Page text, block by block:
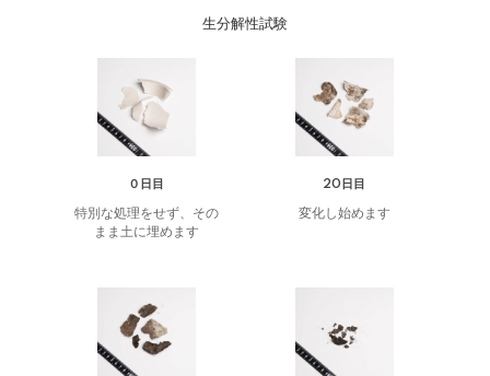
生分解性試験
０日目
特別な処理をせず、その
まま土に埋めます
20日目
変化し始めます